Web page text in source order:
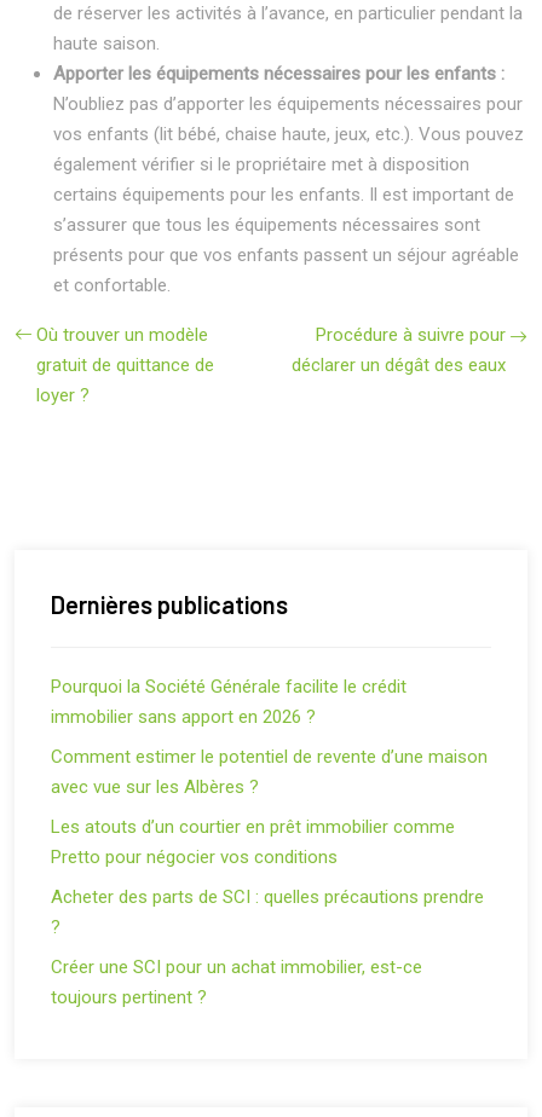
de réserver les activités à l’avance, en particulier pendant la
haute saison.
Apporter les équipements nécessaires pour les enfants :
N’oubliez pas d’apporter les équipements nécessaires pour
vos enfants (lit bébé, chaise haute, jeux, etc.). Vous pouvez
également vérifier si le propriétaire met à disposition
certains équipements pour les enfants. Il est important de
s’assurer que tous les équipements nécessaires sont
présents pour que vos enfants passent un séjour agréable
et confortable.
Où trouver un modèle
gratuit de quittance de
loyer ?
Procédure à suivre pour
déclarer un dégât des eaux
Dernières publications
Pourquoi la Société Générale facilite le crédit
immobilier sans apport en 2026 ?
Comment estimer le potentiel de revente d’une maison
avec vue sur les Albères ?
Les atouts d’un courtier en prêt immobilier comme
Pretto pour négocier vos conditions
Acheter des parts de SCI : quelles précautions prendre
?
Créer une SCI pour un achat immobilier, est-ce
toujours pertinent ?